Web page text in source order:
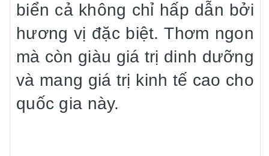
biển cả không chỉ hấp dẫn bởi
hương vị đặc biệt. Thơm ngon
mà còn giàu giá trị dinh dưỡng
và mang giá trị kinh tế cao cho
quốc gia này.